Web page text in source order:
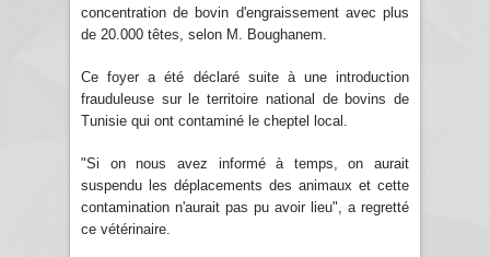
concentration de bovin d'engraissement avec plus
de 20.000 têtes, selon M. Boughanem.
Ce foyer a été déclaré suite à une introduction
frauduleuse sur le territoire national de bovins de
Tunisie qui ont contaminé le cheptel local.
"Si on nous avez informé à temps, on aurait
suspendu les déplacements des animaux et cette
contamination n'aurait pas pu avoir lieu", a regretté
ce vétérinaire.